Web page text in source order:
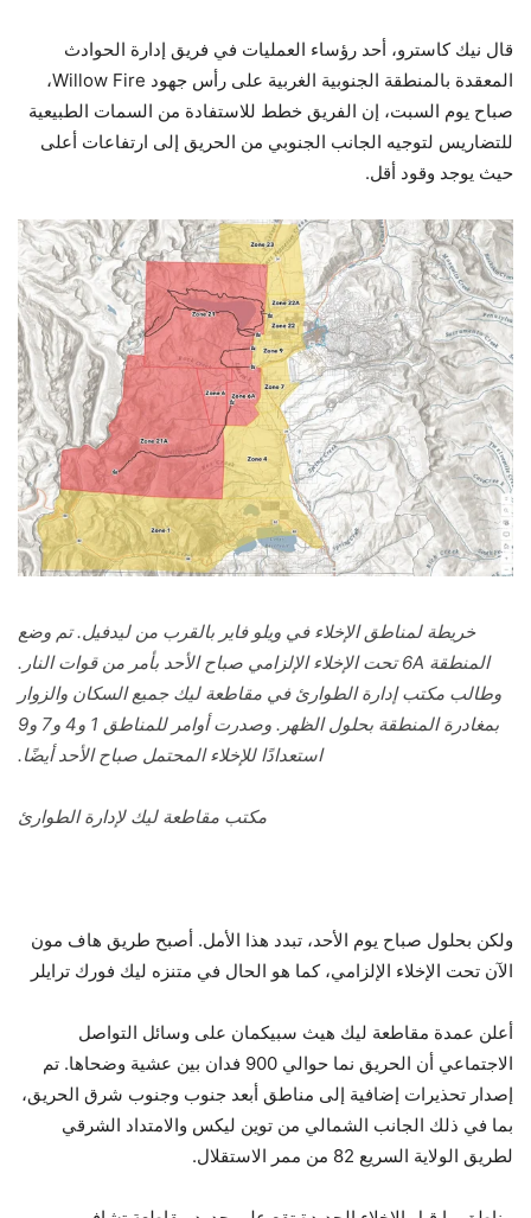
قال نيك كاسترو، أحد رؤساء العمليات في فريق إدارة الحوادث
المعقدة بالمنطقة الجنوبية الغربية على رأس جهود Willow Fire،
صباح يوم السبت، إن الفريق خطط للاستفادة من السمات الطبيعية
للتضاريس لتوجيه الجانب الجنوبي من الحريق إلى ارتفاعات أعلى
حيث يوجد وقود أقل.
خريطة لمناطق الإخلاء في ويلو فاير بالقرب من ليدفيل. تم وضع
المنطقة 6A تحت الإخلاء الإلزامي صباح الأحد بأمر من قوات النار.
وطالب مكتب إدارة الطوارئ في مقاطعة ليك جميع السكان والزوار
بمغادرة المنطقة بحلول الظهر. وصدرت أوامر للمناطق 1 و4 و7 و9
استعدادًا للإخلاء المحتمل صباح الأحد أيضًا.
مكتب مقاطعة ليك لإدارة الطوارئ
ولكن بحلول صباح يوم الأحد، تبدد هذا الأمل. أصبح طريق هاف مون
الآن تحت الإخلاء الإلزامي، كما هو الحال في متنزه ليك فورك ترايلر
أعلن عمدة مقاطعة ليك هيث سبيكمان على وسائل التواصل
الاجتماعي أن الحريق نما حوالي 900 فدان بين عشية وضحاها. تم
إصدار تحذيرات إضافية إلى مناطق أبعد جنوب وجنوب شرق الحريق،
بما في ذلك الجانب الشمالي من توين ليكس والامتداد الشرقي
لطريق الولاية السريع 82 من ممر الاستقلال.